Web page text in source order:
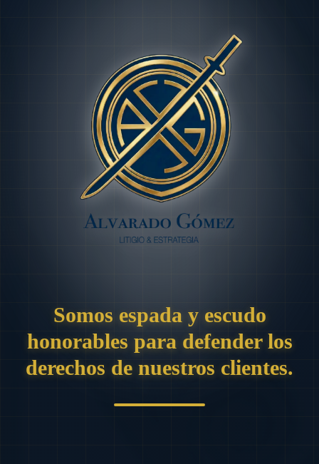
Somos espada y escudo
honorables para defender los
derechos de nuestros clientes.